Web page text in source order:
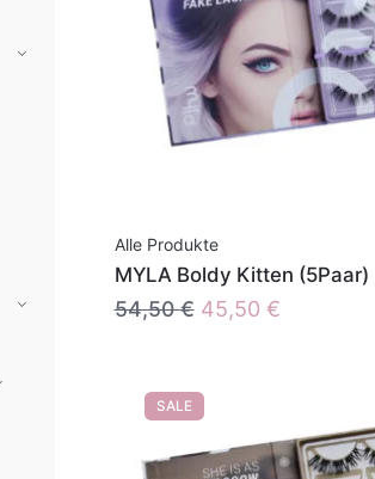
Alle Produkte
MYLA Boldy Kitten (5Paar)
54,50€ Ursprünglicher
54,50 €
45,50 €Aktueller
SALE